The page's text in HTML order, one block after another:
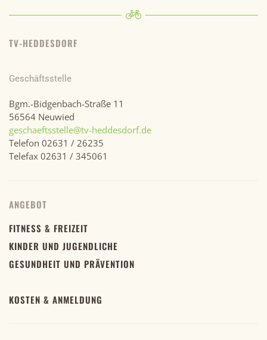
TV-HEDDESDORF
Geschäftsstelle
Bgm.-Bidgenbach-Straße 11
56564 Neuwied
geschaeftsstelle@tv-heddesdorf.de
Telefon 02631 / 26235
Telefax 02631 / 345061
ANGEBOT
FITNESS & FREIZEIT
KINDER UND JUGENDLICHE
GESUNDHEIT UND PRÄVENTION
KOSTEN & ANMELDUNG